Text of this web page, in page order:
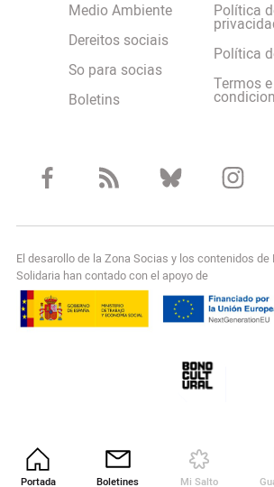
Portada Boletines Mi Salto
Medio Ambiente
Dereitos sociais
So para socias
Boletins
Política
Política
Termos e
El desarollo de la Zona Socias y los contenidos de
Solidaria han contado con el apoyo de